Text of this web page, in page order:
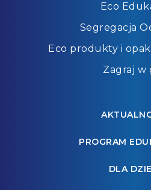
Eco
Segregacja
Eco produkty i
Zagraj w
PROGRAM
DLA